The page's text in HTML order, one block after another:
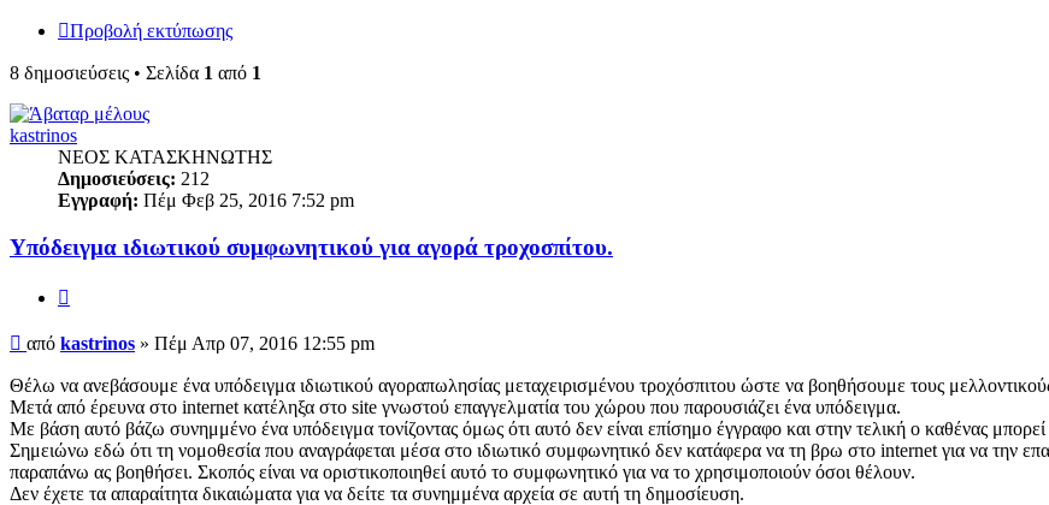
Προβολή εκτύπωσης
8 δημοσιεύσεις • Σελίδα 1 από 1
kastrinos
ΝΕΟΣ ΚΑΤΑΣΚΗΝΩΤΗΣ
Δημοσιεύσεις: 212
Εγγραφή: Πέμ Φεβ 25, 2016 7:52 pm
Υπόδειγμα ιδιωτικού συμφωνητικoύ για αγορά τροχοσπίτου.
Δημοσίευση
από kastrinos » Πέμ Απρ 07, 2016 12:55 pm
Θέλω να ανεβάσουμε ένα υπόδειγμα ιδιωτικού αγοραπωλησίας μεταχειρισμένου τροχόσπιτου ώστε να βοηθήσουμε τους
Μετά από έρευνα στο internet κατέληξα στο site γνωστού επαγγελματία του χώρου που παρουσιάζει ένα υπόδειγμα.
Με βάση αυτό βάζω συνημμένο ένα υπόδειγμα τονίζοντας όμως ότι αυτό δεν είναι επίσημο έγγραφο και στην τελική ο καθένας μπορεί
Σημειώνω εδώ ότι τη νομοθεσία που αναγράφεται μέσα στο ιδιωτικό συμφωνητικό δεν κατάφερα να τη βρω στο internet για να την
παραπάνω ας βοηθήσει. Σκοπός είναι να οριστικοποιηθεί αυτό το συμφωνητικό για να το χρησιμοποιούν όσοι θέλουν.
Δεν έχετε τα απαραίτητα δικαιώματα για να δείτε τα συνημμένα αρχεία σε αυτή τη δημοσίευση.